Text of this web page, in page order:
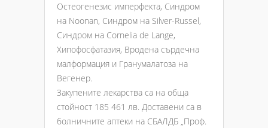
Остеогенезис имперфекта, Синдром
на Noonan, Синдром на Silver-Russel,
Синдром на Cornelia de Lange,
Хипофосфатазия, Вродена сърдечна
малформация и Гранумалатоза на
Вегенер.
Закупените лекарства са на обща
стойност 185 461 лв. Доставени са в
болничните аптеки на СБАЛДБ „Проф.